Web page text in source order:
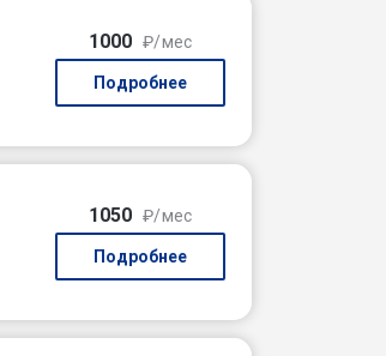
1000 ₽/мес
Подробнее
1050 ₽/мес
Подробнее